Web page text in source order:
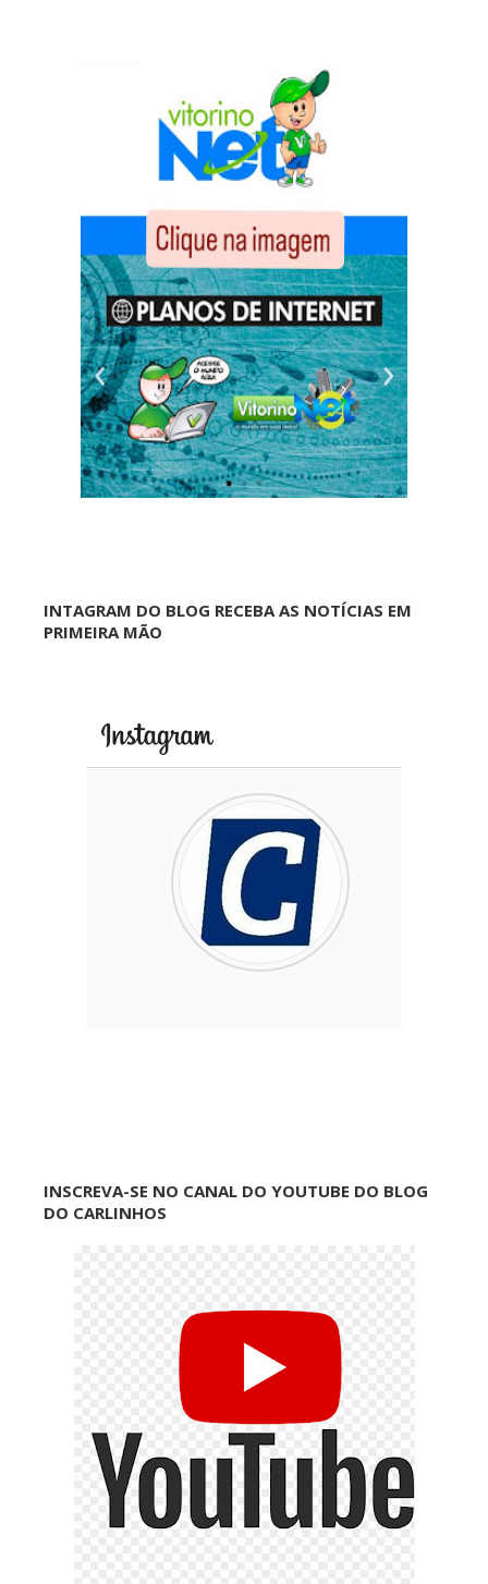
INTAGRAM DO BLOG RECEBA AS NOTÍCIAS EM
PRIMEIRA MÃO
INSCREVA-SE NO CANAL DO YOUTUBE DO BLOG
DO CARLINHOS